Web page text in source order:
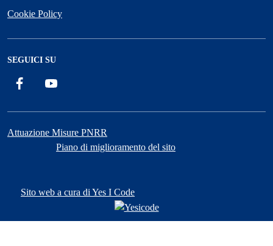
Cookie Policy
SEGUICI SU
Facebook
Attuazione Misure PNRR
Piano di miglioramento del sito
Sito web a cura di Yes I Code